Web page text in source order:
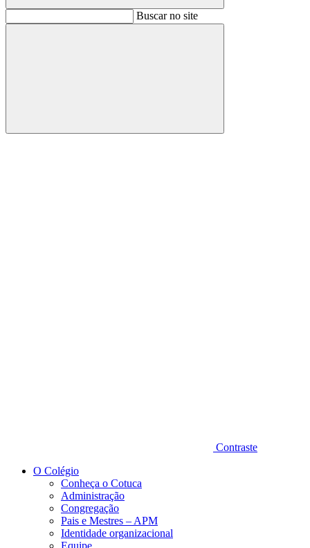
BuscarBuscar no site
Buscar
Contraste
O Colégio
Conheça o Cotuca
Administração
Congregação
Pais e Mestres – APM
Identidade organizacional
Equipe